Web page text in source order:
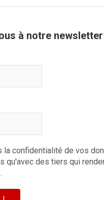
à notre newsletter
la confidentialité de vos
qu'avec des tiers qui